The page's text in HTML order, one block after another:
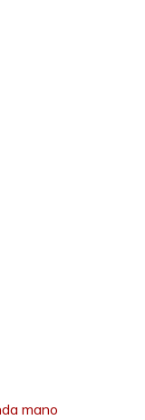
mano